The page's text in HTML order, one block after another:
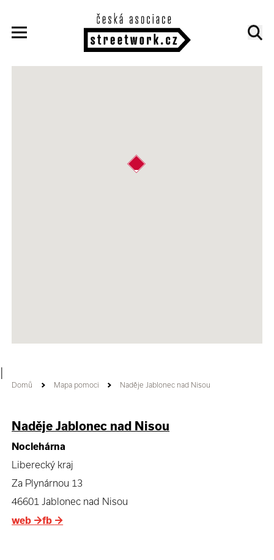
Domů Mapa pomoci Naděje Jablonec nad Nisou
Naděje Jablonec nad Nisou
Noclehárna
Liberecký kraj
Za Plynárnou 13
46601 Jablonec nad Nisou
web →fb →